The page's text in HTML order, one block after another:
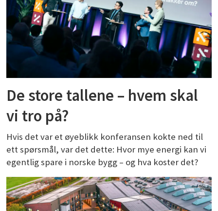
De store tallene – hvem skal
vi tro på?
Hvis det var et øyeblikk konferansen kokte ned til
ett spørsmål, var det dette: Hvor mye energi kan vi
egentlig spare i norske bygg – og hva koster det?